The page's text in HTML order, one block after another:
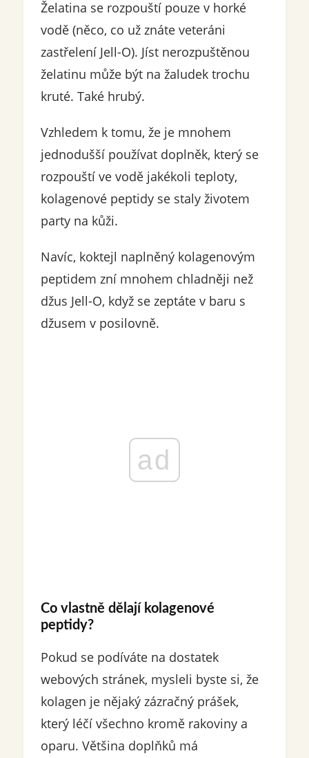
Želatina se rozpouští pouze v horké
vodě (něco, co už znáte veteráni
zastřelení Jell-O). Jíst nerozpuštěnou
želatinu může být na žaludek trochu
kruté. Také hrubý.
Vzhledem k tomu, že je mnohem
jednodušší používat doplněk, který se
rozpouští ve vodě jakékoli teploty,
kolagenové peptidy se staly životem
party na kůži.
Navíc, koktejl naplněný kolagenovým
peptidem zní mnohem chladněji než
džus Jell-O, když se zeptáte v baru s
džusem v posilovně.
ad
Co vlastně dělají kolagenové
peptidy?
Pokud se podíváte na dostatek
webových stránek, mysleli byste si, že
kolagen je nějaký zázračný prášek,
který léčí všechno kromě rakoviny a
oparu. Většina doplňků má